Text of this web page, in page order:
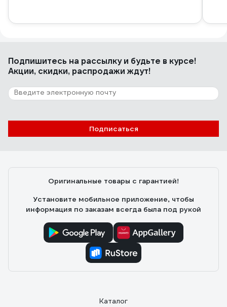
Подпишитесь на рассылкуи будьте в курсе!
Акции, скидки, распродажи ждут!
Подписаться
Оригинальные товары с гарантией!
Установите мобильное приложение, чтобы
информация по заказам всегда была под рукой
Каталог